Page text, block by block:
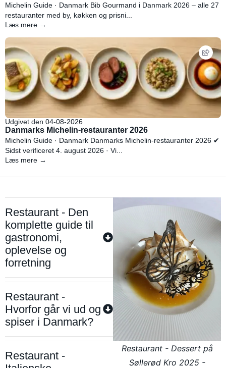
Michelin Guide · Danmark Bib Gourmand i Danmark 2026 – alle 27
restauranter med by, køkken og prisni...
Læs mere →
Udgivet den 04-08-2026
Danmarks Michelin-restauranter 2026
Michelin Guide · Danmark Danmarks Michelin-restauranter 2026 ✔
Sidst verificeret 4. august 2026 · Vi...
Læs mere →
Restaurant - Den
komplette guide til
gastronomi,
oplevelse og
forretning
Restaurant -
Hvorfor går vi ud og
spiser i Danmark?
Restaurant -
Restaurant - Dessert på
Søllerød Kro 2025 -